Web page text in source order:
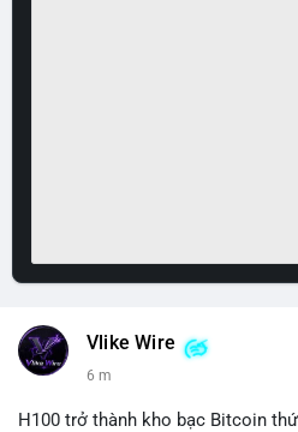
Vlike Wire
6 m
H100 trở thành kho bạc Bitcoin